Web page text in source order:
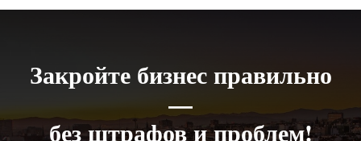
Закройте бизнес правильно
—
без штрафов и проблем!